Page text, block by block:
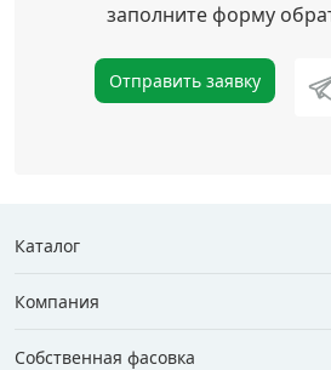
заполните форму
Отправить заявку
Каталог
Компания
Собственная фасовка